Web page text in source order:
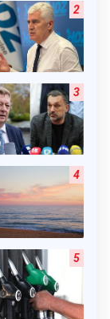
2
3
4
5